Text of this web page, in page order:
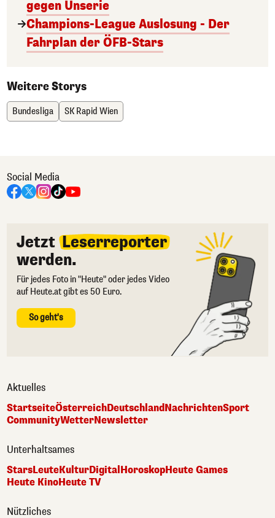
gegen Unserie
Champions-League Auslosung - Der
Fahrplan der ÖFB-Stars
Weitere Storys
Bundesliga SK Rapid Wien
Social Media
Jetzt Leserreporter
werden.
Für jedes Foto in "Heute" oder jedes Video
auf Heute.at gibt es 50 Euro.
So geht's
Aktuelles
StartseiteÖsterreichDeutschlandNachrichtenSport
CommunityWetterNewsletter
Unterhaltsames
StarsLeuteKulturDigital HoroskopHeute Games
Heute KinoHeute TV
Nützliches